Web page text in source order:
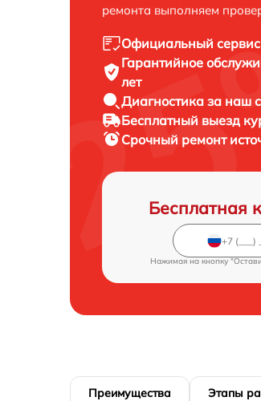
ремонта выполняем
Официальный сервис
Гарантийное
лет
Диагностика за наш
Бесплатный выезд
Срочный ремонт
Бесплатная
Нажимая на кнопку
Преимущества Этапы